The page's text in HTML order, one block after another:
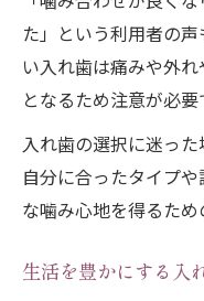
た」という利用者の
い入れ歯は痛みや外
となるため注意が必要
入れ歯の選択に迷った
自分に合ったタイプ
な噛み心地を得るため
生活を豊かにする入